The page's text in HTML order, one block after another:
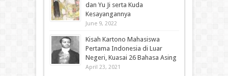
dan Yu Ji serta Kuda
Kesayangannya
June 9, 2022
Kisah Kartono Mahasiswa
Pertama Indonesia di Luar
Negeri, Kuasai 26 Bahasa Asing
April 23, 2021